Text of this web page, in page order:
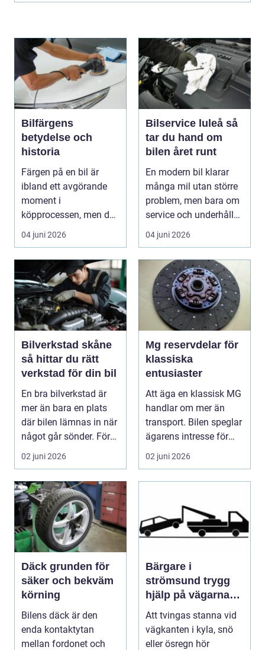
Bilfärgens
betydelse och
historia
Färgen på en bil är
ibland ett avgörande
moment i
köpprocessen, men det
ha...
04 juni 2026
Bilservice luleå så
tar du hand om
bilen året runt
En modern bil klarar
många mil utan större
problem, men bara om
service och underhåll
sköts i tid. I...
04 juni 2026
Bilverkstad skåne
så hittar du rätt
verkstad för din bil
En bra bilverkstad är
mer än bara en plats
där bilen lämnas in när
något går sönder. För
många biläg...
02 juni 2026
Mg reservdelar för
klassiska
entusiaster
Att äga en klassisk MG
handlar om mer än
transport. Bilen speglar
ägarens intresse för
teknik, histo...
02 juni 2026
Däck grunden för
säker och bekväm
körning
Bilens däck är den
enda kontaktytan
mellan fordonet och
Bärgare i
strömsund trygg
hjälp på vägarna
året runt
Att tvingas stanna vid
vägkanten i kyla, snö
eller ösregn hör